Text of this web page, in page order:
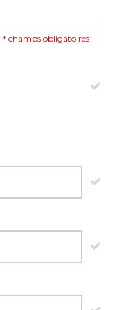
* champs obligatoires